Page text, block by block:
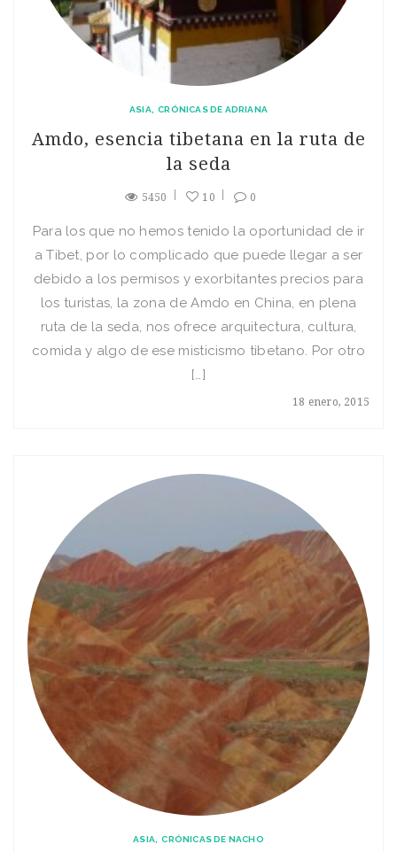
ASIA CRÓNICAS DE ADRIANA
Amdo, esencia tibetana en la ruta de
la seda
5450 10 0
18 enero, 2015
Para los que no hemos tenido la oportunidad de ir
a Tibet, por lo complicado que puede llegar a ser
debido a los permisos y exorbitantes precios para
los turistas, la zona de Amdo en China, en plena
ruta de la seda, nos ofrece arquitectura, cultura,
comida y algo de ese misticismo tibetano. Por otro
[…]
ASIA CRÓNICAS DE NACHO